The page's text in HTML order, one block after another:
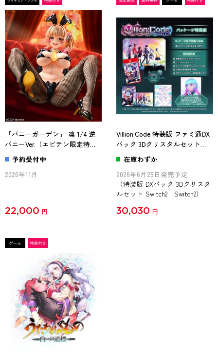
「バニーガーデン」 凜 1/4 逆
バニーVer.（エビテン限定特典
付き）
予約受付中
2026年11月
22,000 円
Villion:Code 特装版 ファミ通DX
パック 3Dクリスタルセット
Switch2
在庫わずか
2026年6月25日発売予定
（特装版 DXパック 3Dクリスタ
ルセット Switch2 Switch2）
30,030 円